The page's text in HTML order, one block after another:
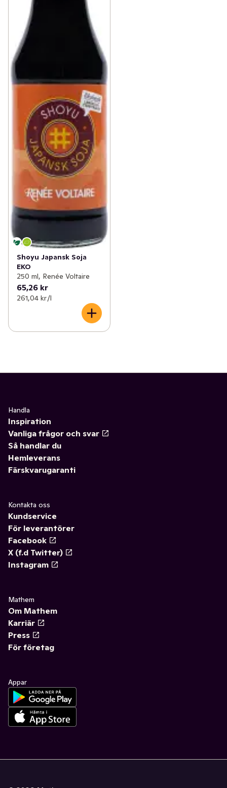
Shoyu Japansk Soja
EKO
250 ml, Renée Voltaire
65,26 kr
261,04 kr /l
Handla
Inspiration
Vanliga frågor och svar
Så handlar du
Hemleverans
Färskvarugaranti
Kontakta oss
Kundservice
För leverantörer
Facebook
X (f.d Twitter)
Instagram
Mathem
Om Mathem
Karriär
Press
För företag
Appar